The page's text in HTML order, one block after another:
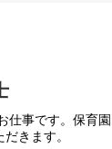
仕事です。保育園
きます。